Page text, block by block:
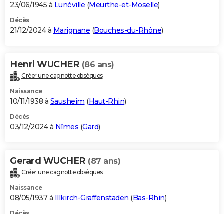
23/06/1945 à Lunéville (Meurthe-et-Moselle)
Décès
21/12/2024 à Marignane (Bouches-du-Rhône)
Henri WUCHER (86 ans)
Créer une cagnotte obsèques
Naissance
10/11/1938 à Sausheim (Haut-Rhin)
Décès
03/12/2024 à Nîmes (Gard)
Gerard WUCHER (87 ans)
Créer une cagnotte obsèques
Naissance
08/05/1937 à Illkirch-Graffenstaden (Bas-Rhin)